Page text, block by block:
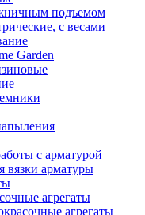
подъемом
с весами
Garden
с арматурой
вязки арматуры
агрегаты
агрегаты